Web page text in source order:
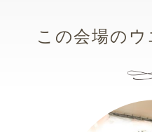
この会場の